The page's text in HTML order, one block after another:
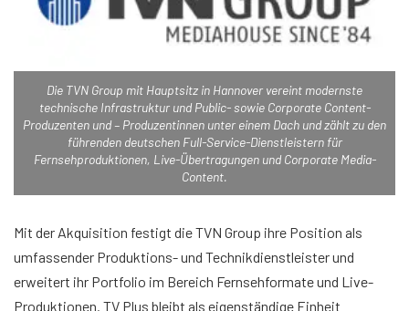
Die TVN Group mit Hauptsitz in Hannover vereint modernste
technische Infrastruktur und Public- sowie Corporate Content-
Produzenten und – Produzentinnen unter einem Dach und zählt zu den
führenden deutschen Full-Service-Dienstleistern für
Fernsehproduktionen, Live-Übertragungen und Corporate Media-
Content.
Mit der Akquisition festigt die TVN Group ihre Position als
umfassender Produktions- und Technikdienstleister und
erweitert ihr Portfolio im Bereich Fernsehformate und Live-
Produktionen. TV Plus bleibt als eigenständige Einheit